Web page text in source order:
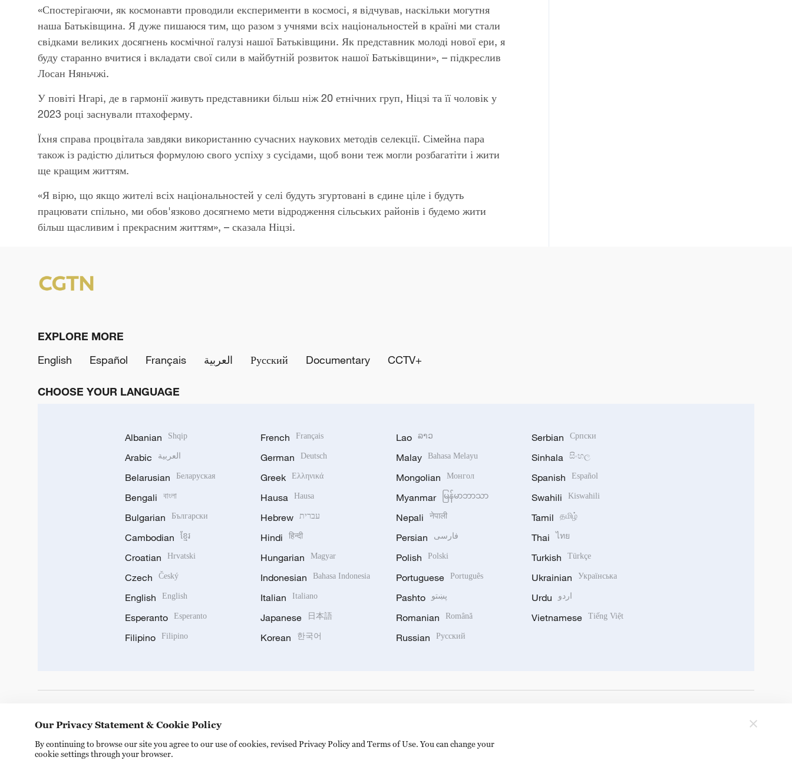
«Спостерігаючи, як космонавти проводили експерименти в космосі, я відчував, наскільки могутня
наша Батьківщина. Я дуже пишаюся тим, що разом з учнями всіх національностей в країні ми стали
свідками великих досягнень космічної галузі нашої Батьківщини. Як представник молоді нової ери, я
буду старанно вчитися і вкладати свої сили в майбутній розвиток нашої Батьківщини», – підкреслив
Лосан Няньчжі.
У повіті Нгарі, де в гармонії живуть представники більш ніж 20 етнічних груп, Ніцзі та її чоловік у
2023 році заснували птахоферму.
Їхня справа процвітала завдяки використанню сучасних наукових методів селекції. Сімейна пара
також із радістю ділиться формулою свого успіху з сусідами, щоб вони теж могли розбагатіти і жити
ще кращим життям.
«Я вірю, що якщо жителі всіх національностей у селі будуть згуртовані в єдине ціле і будуть
працювати спільно, ми обов'язково досягнемо мети відродження сільських районів і будемо жити
більш щасливим і прекрасним життям», – сказала Ніцзі.
EXPLORE MORE
English
Español Français العربية Русский Documentary CCTV+
CHOOSE YOUR LANGUAGE
Albanian Shqip
Arabic العربية
Belarusian Беларуская
Bengali বাংলা
Bulgarian Български
Cambodian ខ្មែរ
Croatian Hrvatski
Czech Český
English English
Esperanto Esperanto
Filipino Filipino
French Français
German Deutsch
Greek Ελληνικά
Hausa Hausa
Hebrew עברית
Hindi हिन्दी
Hungarian Magyar
Indonesian Bahasa Indonesia
Italian Italiano
Japanese 日本語
Korean 한국어
Lao ລາວ
Malay Bahasa Melayu
Mongolian Монгол
Myanmar မြန်မာဘာသာ
Nepali नेपाली
Persian فارسی
Polish Polski
Portuguese Português
Pashto پښتو
Romanian Română
Russian Русский
Serbian Српски
Sinhala සිංහල
Spanish Español
Swahili Kiswahili
Tamil தமிழ்
Thai ไทย
Turkish Türkçe
Ukrainian Українська
Urdu اردو
Vietnamese Tiếng Việt
Our Privacy Statement & Cookie Policy
By continuing to browse our site you agree to our use of cookies, revised Privacy Policy and Terms of Use. You can change your
cookie settings through your browser.